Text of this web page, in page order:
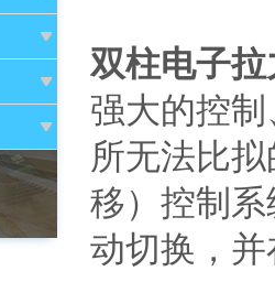
双柱电子拉
强大的控
所无法比
移）控制
动切换，